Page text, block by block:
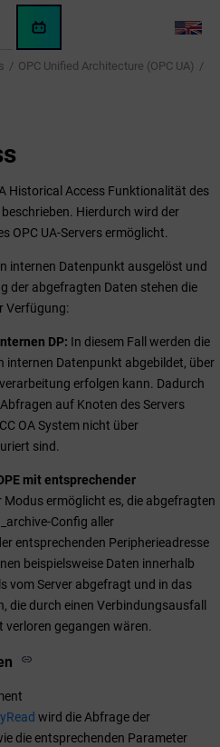
WinCC
OA
KI-
LANG
OPC Unified Architecture (OPC UA)
Historical Access Funktionalität des
beschrieben. Hierdurch wird der
OPC UA-Servers ermöglicht.
internen Datenpunkt ausgelöst und
der abgefragten Daten stehen die
Verfügung:
DP: In diesem Fall werden die
internen Datenpunkt abgebildet, über
erfolgen kann. Dadurch
auf Knoten des Servers
OASystem nicht über
sind.
mit entsprechender
Modus ermöglicht es, die abgefragten
Config aller
entsprechenden Peripherieadresse
beispielsweise Daten innerhalb
vom Server abgefragt und in das
die durch einen Verbindungsausfall
verloren gegangen wären.
wird die Abfrage der
die entsprechenden Parameter